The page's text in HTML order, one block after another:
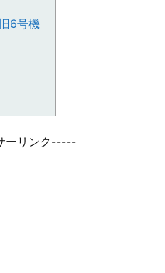
6号機
ーリンク-----